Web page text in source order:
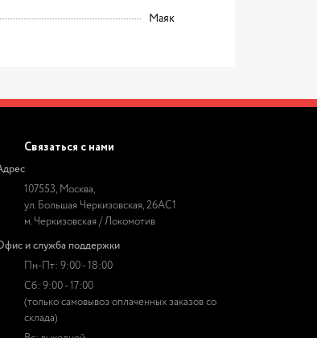
Маяк
Связаться с нами
107553, Москва,
ул. Большая Черкизовская, 26АС1
м. Черкизовская / Локомотив
и служба поддержки
Пн-Пт: 9:00 - 18:00
Сб: 9:00 - 17:00
(только самовывоз оплаченных заказов со
склада)